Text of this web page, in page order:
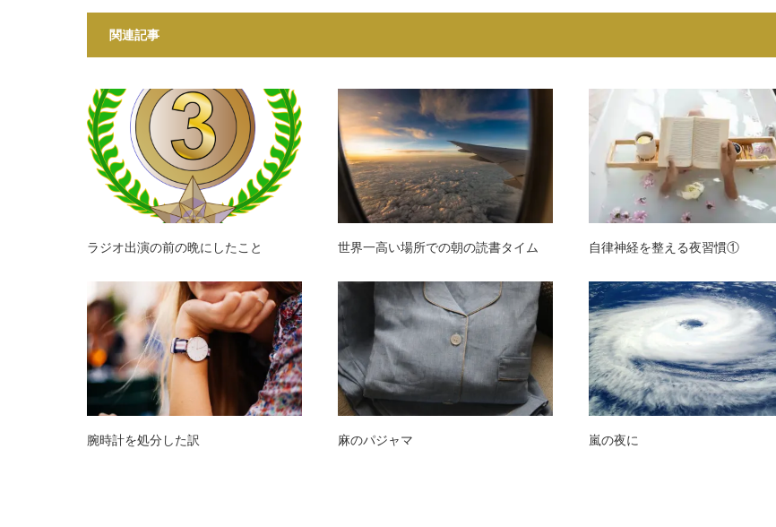
関連記事
ラジオ出演の前の晩にしたこと 世界一高い場所での朝の読書タイム 自律神経を整える夜習慣①
腕時計を処分した訳 麻のパジャマ 嵐の夜に